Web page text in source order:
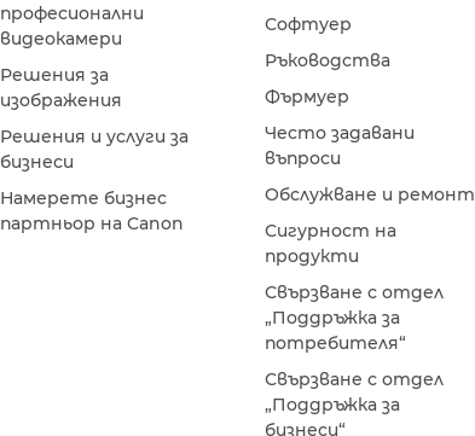
професионални
видеокамери
Решения за
изображения
Решения и услуги за
бизнеси
Намерете бизнес
партньор на Canon
Софтуер
Ръководства
Фърмуер
Често задавани
въпроси
Обслужване и ремонт
Сигурност на
продукти
Свързване с отдел
„Поддръжка за
потребителя“
Свързване с отдел
„Поддръжка за
бизнеси“